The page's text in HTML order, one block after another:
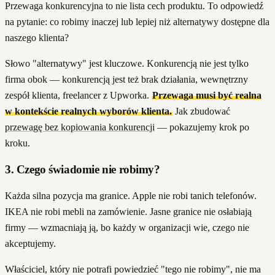
Przewaga konkurencyjna to nie lista cech produktu. To odpowiedź
na pytanie: co robimy inaczej lub lepiej niż alternatywy dostępne dla
naszego klienta?
Słowo "alternatywy" jest kluczowe. Konkurencją nie jest tylko
firma obok — konkurencją jest też brak działania, wewnętrzny
zespół klienta, freelancer z Upworka. Przewaga musi być realna
w kontekście realnych wyborów klienta. Jak zbudować
przewagę bez kopiowania konkurencji — pokazujemy krok po
kroku.
3. Czego świadomie nie robimy?
Każda silna pozycja ma granice. Apple nie robi tanich telefonów.
IKEA nie robi mebli na zamówienie. Jasne granice nie osłabiają
firmy — wzmacniają ją, bo każdy w organizacji wie, czego nie
akceptujemy.
Właściciel, który nie potrafi powiedzieć "tego nie robimy", nie ma